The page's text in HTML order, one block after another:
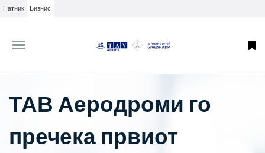
Патник Бизнис
ТАВ Аеродроми го
пречека првиот